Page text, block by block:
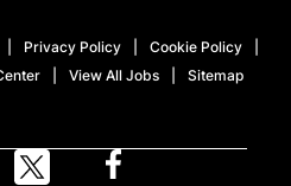
Privacy Policy Cookie Policy
View All Jobs Sitemap